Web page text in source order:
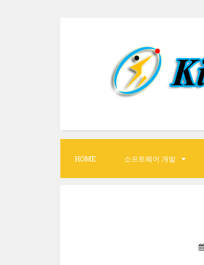
c
HOME 소프트웨어 개발